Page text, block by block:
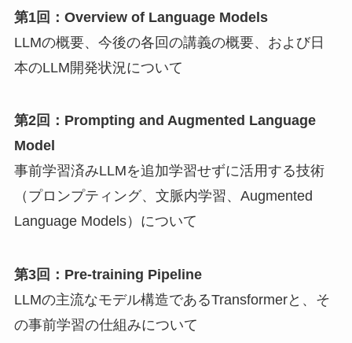
第1回：Overview of Language Models
LLMの概要、今後の各回の講義の概要、および日
本のLLM開発状況について
第2回：Prompting and Augmented Language
Model
事前学習済みLLMを追加学習せずに活用する技術
（プロンプティング、⽂脈内学習、Augmented
Language Models）について
第3回：Pre-training Pipeline
LLMの主流なモデル構造であるTransformerと、そ
の事前学習の仕組みについて